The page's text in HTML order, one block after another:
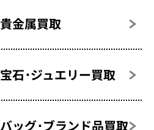
貴金属買取
宝石･ジュエリー買取
バッグ･ブランド品買取